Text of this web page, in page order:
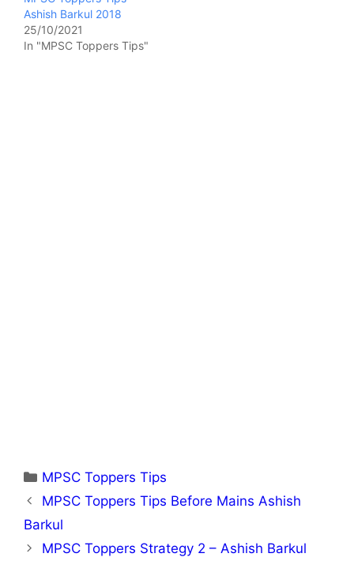
Ashish Barkul 2018
25/10/2021
In "MPSC Toppers Tips"
Categories
MPSC Toppers Tips
MPSC Toppers Tips Before Mains Ashish
Barkul
MPSC Toppers Strategy 2 – Ashish Barkul